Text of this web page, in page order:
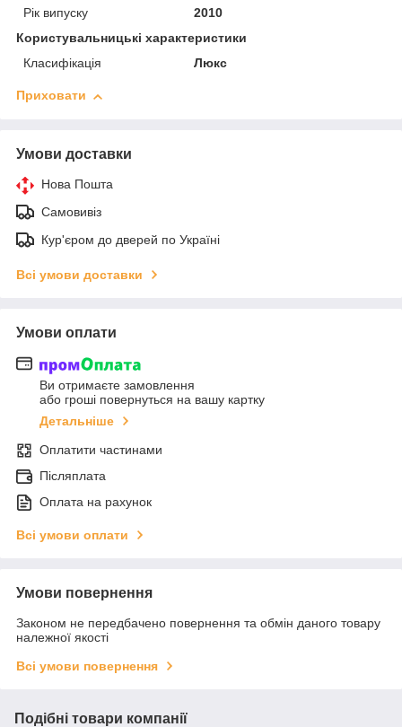
Рік випуску
2010
Користувальницькі характеристики
Класифікація
Люкс
Приховати
Умови доставки
Нова Пошта
Самовивіз
Кур'єром до дверей по Україні
Всі умови доставки
Умови оплати
Ви отримаєте замовлення
або гроші повернуться на вашу картку
Детальніше
Оплатити частинами
Післяплата
Оплата на рахунок
Всі умови оплати
Умови повернення
Законом не передбачено повернення та обмін даного товару
належної якості
Всі умови повернення
Подібні товари компанії